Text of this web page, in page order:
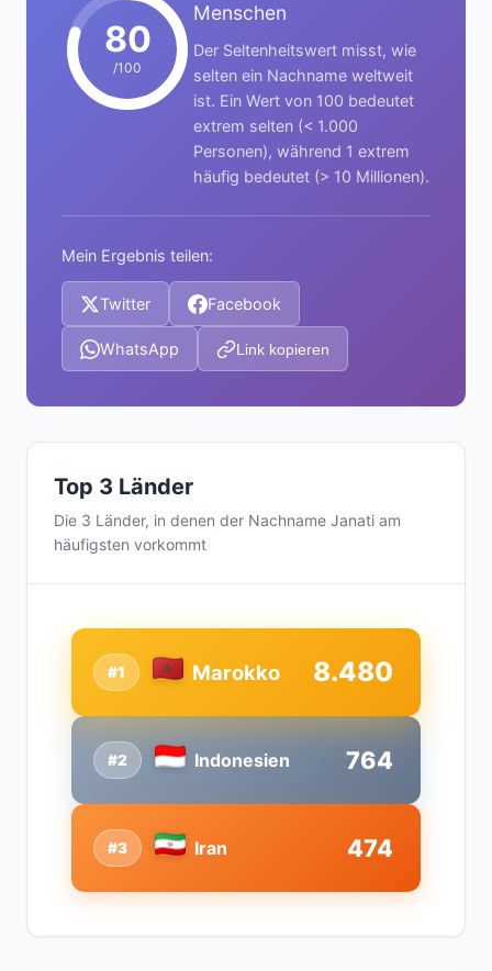
80
/100
Menschen
Der Seltenheitswert misst, wie
selten ein Nachname weltweit
ist. Ein Wert von 100 bedeutet
extrem selten (< 1.000
Personen), während 1 extrem
häufig bedeutet (> 10 Millionen).
Mein Ergebnis teilen:
Twitter Facebook
WhatsApp Link kopieren
Top 3 Länder
Die 3 Länder, in denen der Nachname Janati am
häufigsten vorkommt
#2 Indonesien 764
#1 Marokko 8.480
#3 Iran 474